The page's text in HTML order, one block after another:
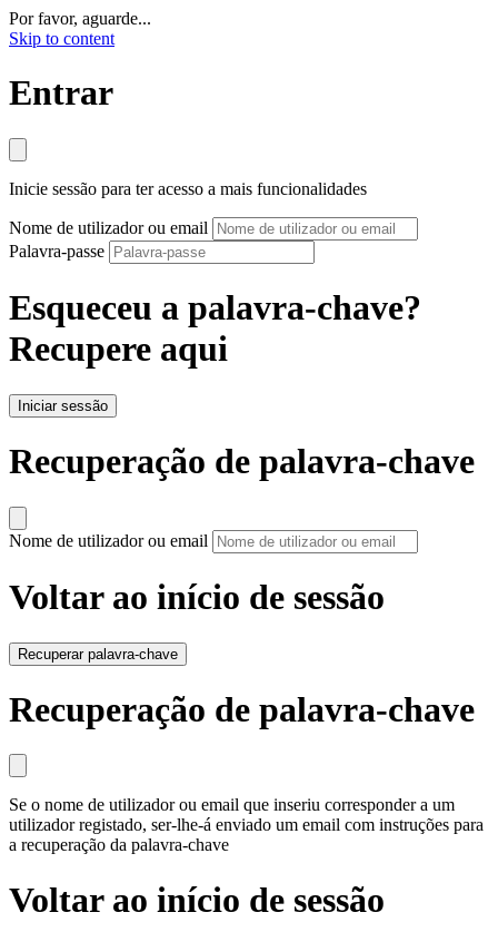
Por favor, aguarde...
Skip to content
Entrar
Inicie sessão para ter acesso a mais funcionalidades
Nome de utilizador ou email
Palavra-passe
Esqueceu a palavra-chave?
Recupere aqui
Iniciar sessão
Recuperação de palavra-chave
Nome de utilizador ou email
Voltar ao início de sessão
Recuperar palavra-chave
Recuperação de palavra-chave
Se o nome de utilizador ou email que inseriu corresponder a um
utilizador registado, ser-lhe-á enviado um email com instruções para
a recuperação da palavra-chave
Voltar ao início de sessão